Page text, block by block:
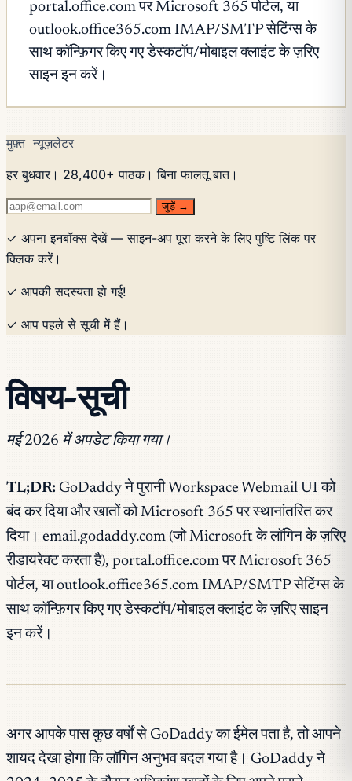
portal.office.com पर Microsoft 365 पोर्टल, या
outlook.office365.com IMAP/SMTP सेटिंग्स के
साथ कॉन्फ़िगर किए गए डेस्कटॉप/मोबाइल क्लाइंट के ज़रिए
साइन इन करें।
मुफ़्त न्यूज़लेटर
हर बुधवार। 28,400+ पाठक। बिना फालतू बात।
जुड़ें →
✓ अपना इनबॉक्स देखें — साइन-अप पूरा करने के लिए पुष्टि लिंक पर
क्लिक करें।
✓ आपकी सदस्यता हो गई!
✓ आप पहले से सूची में हैं।
विषय-सूची
मई 2026 में अपडेट किया गया।
TL;DR: GoDaddy ने पुरानी Workspace Webmail UI को
बंद कर दिया और खातों को Microsoft 365 पर स्थानांतरित कर
दिया। email.godaddy.com (जो Microsoft के लॉगिन के ज़रिए
रीडायरेक्ट करता है), portal.office.com पर Microsoft 365
पोर्टल, या outlook.office365.com IMAP/SMTP सेटिंग्स के
साथ कॉन्फ़िगर किए गए डेस्कटॉप/मोबाइल क्लाइंट के ज़रिए साइन
इन करें।
अगर आपके पास कुछ वर्षों से GoDaddy का ईमेल पता है, तो आपने
शायद देखा होगा कि लॉगिन अनुभव बदल गया है। GoDaddy ने